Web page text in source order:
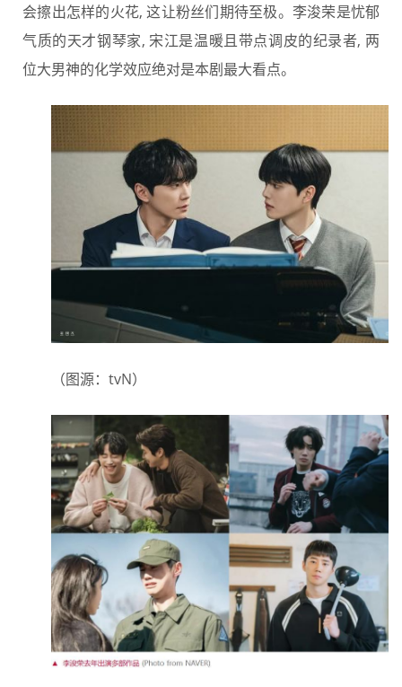
会擦出怎样的火花, 这让粉丝们期待至极。李浚荣是忧郁
气质的天才钢琴家, 宋江是温暖且带点调皮的纪录者, 两
位大男神的化学效应绝对是本剧最大看点。
（图源：tvN）